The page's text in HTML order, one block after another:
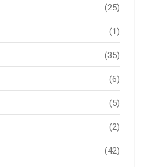
(25)
(1)
(35)
(6)
(5)
(2)
(42)